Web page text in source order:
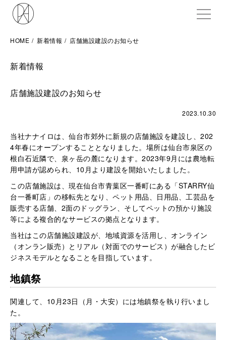
HOME 新着情報 店舗施設建設のお知らせ
新着情報
店舗施設建設のお知らせ
2023.10.30
当社ナナイロは、仙台市郊外に新規の店舗施設を建設し、202
4年春にオープンすることとなりました。場所は仙台市泉区の
根白石近隣で、泉ヶ岳の麓になります。2023年9月には農地転
用申請が認められ、10月より建設を開始いたしました。
この店舗施設は、現在仙台市青葉区一番町にある「STARRY仙
台一番町店」の移転先となり、ペット用品、日用品、工芸品を
販売する店舗、2面のドッグラン、そしてペットの預かり施設
等による複合的なサービスの拠点となります。
当社はこの店舗施設建設が、地域資源を活用し、オンライン
（オンラン販売）とリアル（対面でのサービス）が融合したビ
ジネスモデルとなることを目指しています。
地鎮祭
関連して、10月23日（月・大安）には地鎮祭を執り行いまし
た。